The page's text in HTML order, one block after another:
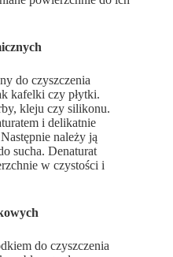
do czyszczenia
kafelki czy płytki.
kleju czy silikonu.
i delikatnie
należy ją
sucha. Denaturat
w czystości i
do czyszczenia